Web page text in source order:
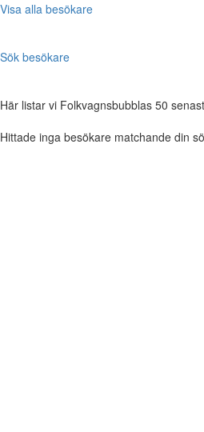
Visa alla besökare
Sök besökare
Här listar vi Folkvagnsbubblas 50
Hittade inga besökare matchande din